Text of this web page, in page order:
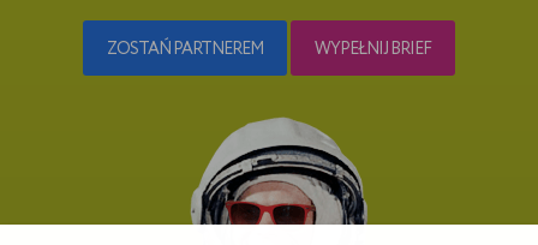
ZOSTAŃ PARTNEREM WYPEŁNIJ BRIEF